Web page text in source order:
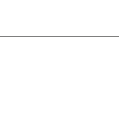
Facebook Pinterest